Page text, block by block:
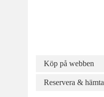
Köp på webben
Reservera & hämta